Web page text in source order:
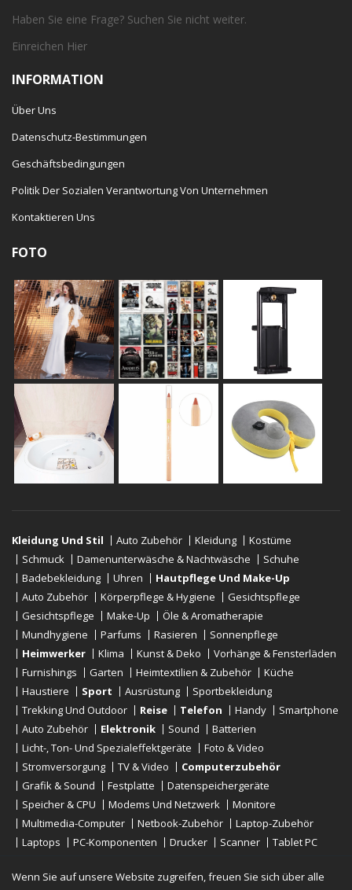
Haben Sie eine Frage? Suchen Sie nicht weiter.
Einreichen Hier
INFORMATION
Über Uns
Datenschutz-Bestimmungen
Geschäftsbedingungen
Politik Der Sozialen Verantwortung Von Unternehmen
Kontaktieren Uns
FOTO
Kleidung Und Stil Auto Zubehör Kleidung
Kostüme
Schmuck
Damenunterwäsche & Nachtwäsche
Schuhe
Badebekleidung
Uhren
Hautpflege Und Make-Up
Auto Zubehör
Körperpflege & Hygiene
Gesichtspflege
Gesichtspflege
Make-Up
Öle & Aromatherapie
Mundhygiene
Parfums Rasieren
Sonnenpflege
Heimwerker
Klima Kunst & Deko
Vorhänge & Fensterläden
Furnishings
Garten Heimtextilien & Zubehör
Küche
Haustiere
Sport Ausrüstung
Sportbekleidung
Trekking Und Outdoor
Reise Telefon Handy
Smartphone
Auto Zubehör
Elektronik Sound
Batterien
Licht-, Ton- Und Spezialeffektgeräte
Foto & Video
Stromversorgung
TV & Video
Computerzubehör
Grafik & Sound
Festplatte
Datenspeichergeräte
Speicher & CPU
Modems Und Netzwerk
Monitore
Multimedia-Computer
Netbook-Zubehör
Laptop-Zubehör
Laptops
PC-Komponenten Drucker Scanner
Tablet PC
Wenn Sie auf unsere Website zugreifen, freuen Sie sich über alle